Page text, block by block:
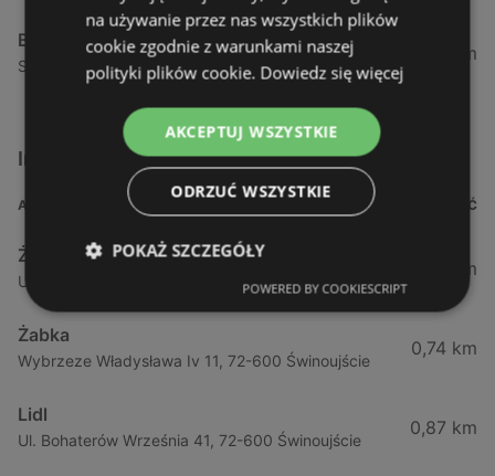
Biedronka
Sienkiewicza 32, 72-510 Wolin
24,01 km
Inne sklepy Supermarkety w pobliżu
ADRES ODLEGŁOŚĆ
Żabka
Ul. Barlickiego 4d / 2, 72-602 Świnoujście
0,64 km
Żabka
Wybrzeze Władysława Iv 11, 72-600 Świnoujście
0,74 km
Lidl
Ul. Bohaterów Września 41, 72-600 Świnoujście
0,87 km
na używanie przez nas wszystkich plików
cookie zgodnie z warunkami naszej
polityki plików cookie. Dowiedz się więcej
AKCEPTUJ WSZYSTKIE
ODRZUĆ WSZYSTKIE
POKAŻ SZCZEGÓŁY
POWERED BY COOKIESCRIPT